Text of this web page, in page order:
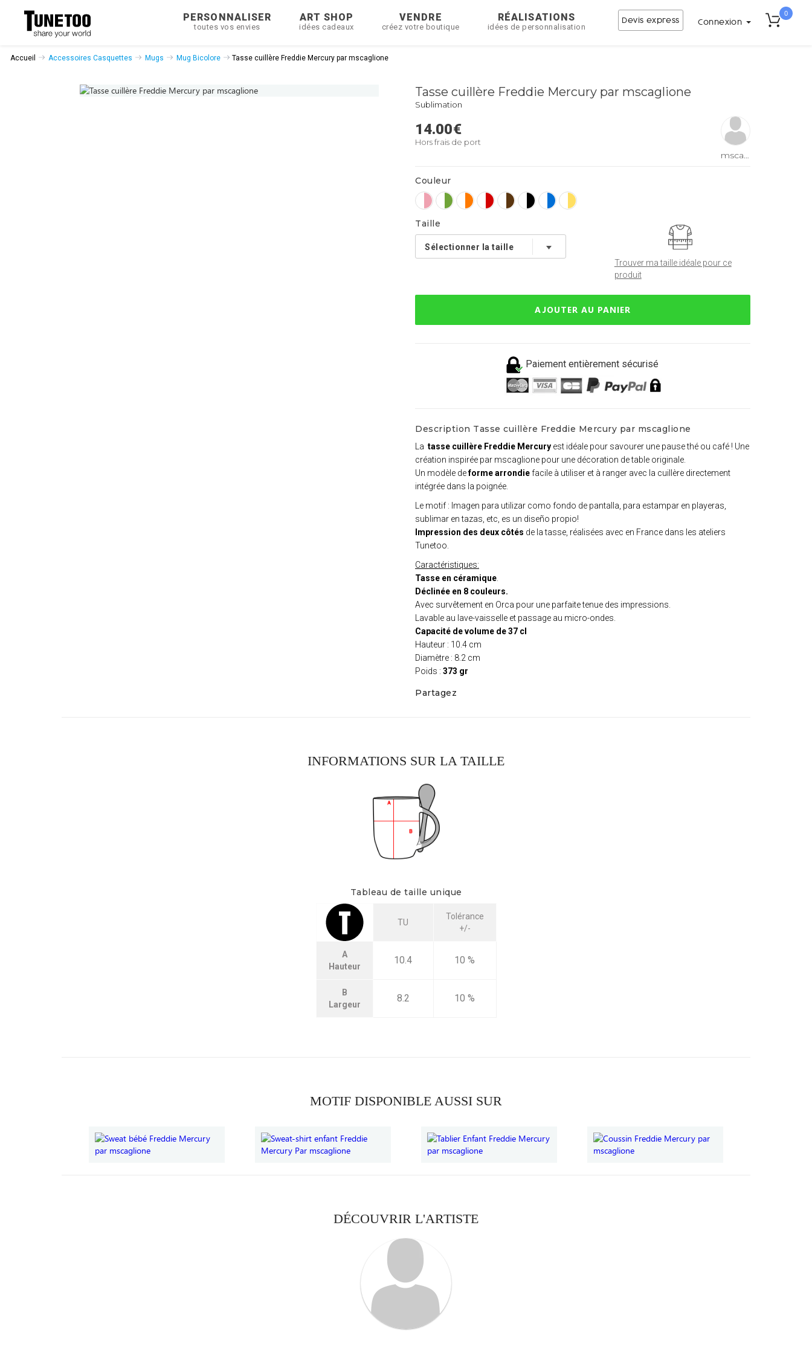
PERSONNALISER
toutes vos envies
ART SHOP
idées cadeaux
VENDRE
créez votre boutique
RÉALISATIONS
idées de personnalisation
Devis express Connexion
0
Accueil Accessoires Casquettes Mugs Mug Bicolore Tasse cuillère Freddie Mercury par mscaglione
Tasse cuillère Freddie Mercury par mscaglione
Sublimation
14.00€
Hors frais de port
mscaglione
Couleur
Taille
Trouver ma taille idéale pour ce
produit
AJOUTER AU PANIER
Paiement entièrement sécurisé
Description Tasse cuillère Freddie Mercury par mscaglione
La tasse cuillère Freddie Mercury est idéale pour savourer une pause thé ou café ! Une
création inspirée par mscaglione pour une décoration de table originale.
Un modèle deforme arrondiefacile à utiliser et à ranger avec la cuillère directement
intégrée dans la poignée.
Le motif : Imagen para utilizar como fondo de pantalla, para estampar en playeras,
sublimar en tazas, etc, es un diseño propio!
Impression des deux côtés de la tasse, réalisées avec en France dans les ateliers
Tunetoo.
Caractéristiques:
Tasse en céramique
Déclinée en 8 couleurs.
Avec survêtement en Orca pour une parfaite tenue des impressions.
Lavable au lave-vaisselle et passage au micro-ondes.
Capacité de volume de 37 cl
Hauteur : 10.4 cm
Diamètre : 8.2 cm
Poids : 373 gr
Partagez
INFORMATIONS SUR LA TAILLE
Tableau de taille unique
TU
Tolérance
+/-
A
Hauteur
10.4 10 %
B
Largeur
8.2 10 %
MOTIF DISPONIBLE AUSSI SUR
DÉCOUVRIR L'ARTISTE